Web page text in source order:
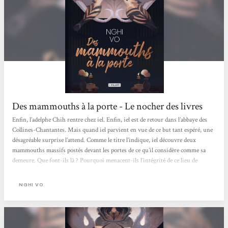
Des mammouths à la porte - Le nocher des livres
Enfin, l’adelphe Chih rentre chez iel. Enfin, iel est de retour dans l’abbaye des
Collines-Chantantes. Mais quand iel parvient en vue de ce but tant espéré, une
désagréable surprise l’attend. Comme le titre l’indique, iel découvre deux
mammouths massifs postés devant les portes de ce qu’il considère comme sa
demeure. Que font-ils là ? Pourquoi menacent-ils l’intégrité de ce lieu de
après L’impératrice du Sel et de la Fortune, Quand la tigresse descendit de la
NGHI VO